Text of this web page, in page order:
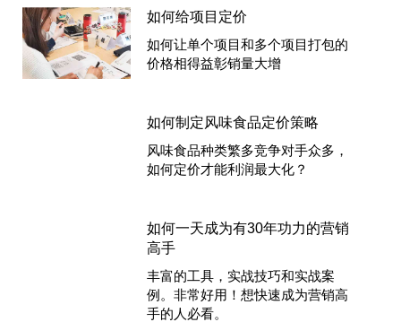
如何给项目定价
如何让单个项目和多个项目打包的
价格相得益彰销量大增
如何制定风味食品定价策略
风味食品种类繁多竞争对手众多，
如何定价才能利润最大化？
如何一天成为有30年功力的营销
高手
丰富的工具，实战技巧和实战案
例。非常好用！想快速成为营销高
手的人必看。